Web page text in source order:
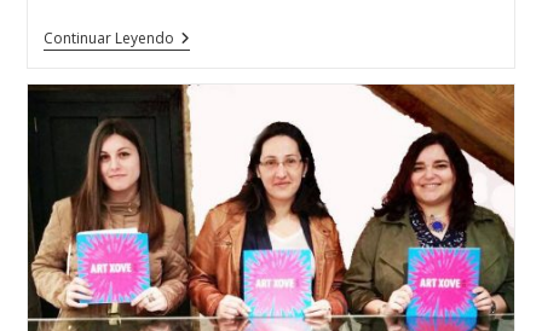
Continuar LeyendoLiliana
Rodríguez
La
Escuela
Técnica
De
Joyería
Del
Atlántico
Con
MISS
MUNDO
ALEMANIA
2018